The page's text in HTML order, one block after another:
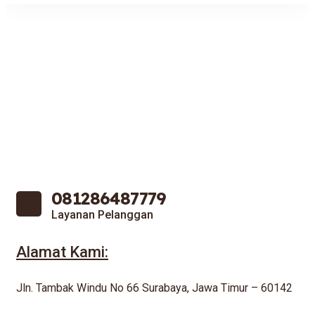
081286487779
Layanan Pelanggan
Alamat Kami:
Jln. Tambak Windu No 66 Surabaya, Jawa Timur – 60142